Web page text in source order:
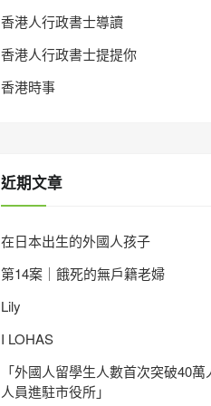
香港人行政書士導讀
香港人行政書士提提你
香港時事
近期文章
在日本出生的外國人孩子
第14案｜餓死的無戶籍老婦
Lily
I LOHAS
「外國人留學生人數首次突破40
人員進駐市役所」